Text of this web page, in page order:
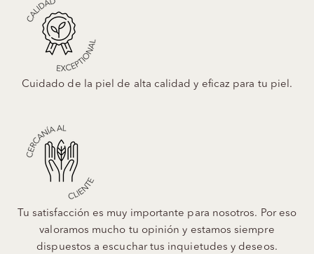
Cuidado de la piel de alta calidad y eficaz para tu piel.
Tu satisfacción es muy importante para nosotros. Por eso
valoramos mucho tu opinión y estamos siempre
dispuestos a escuchar tus inquietudes y deseos.